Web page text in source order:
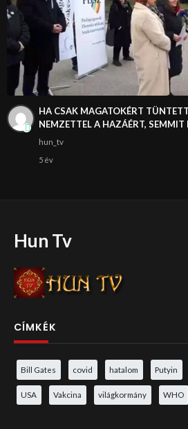
HA CSAK MAGATOKÉRT
NEMZETTEL A HAZÁÉRT, SEMMIT
hun_tv
5 év
Hun Tv
CÍMKÉK
Bill Gates covid hatalom Putyin
USA Vakcina világkormány WHO